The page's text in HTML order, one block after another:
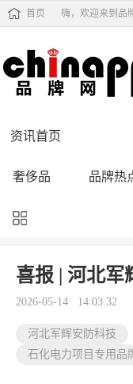
首页 嗨，欢迎来到品
资讯首页
奢侈品 品牌热
品牌黑榜
品牌导购 专家点评
喜报 | 河北
2026-05-14 14:03:32
河北军辉安防科技
石化电力项目专用品